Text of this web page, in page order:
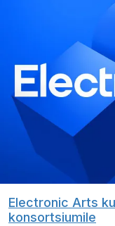
Electronic Arts
konsortsiumile